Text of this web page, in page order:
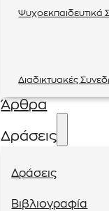
Ψυχοεκπαιδευτικά
Διαδικτυακές
Άρθρα
Δράσεις
Δράσεις
Βιβλιογραφία